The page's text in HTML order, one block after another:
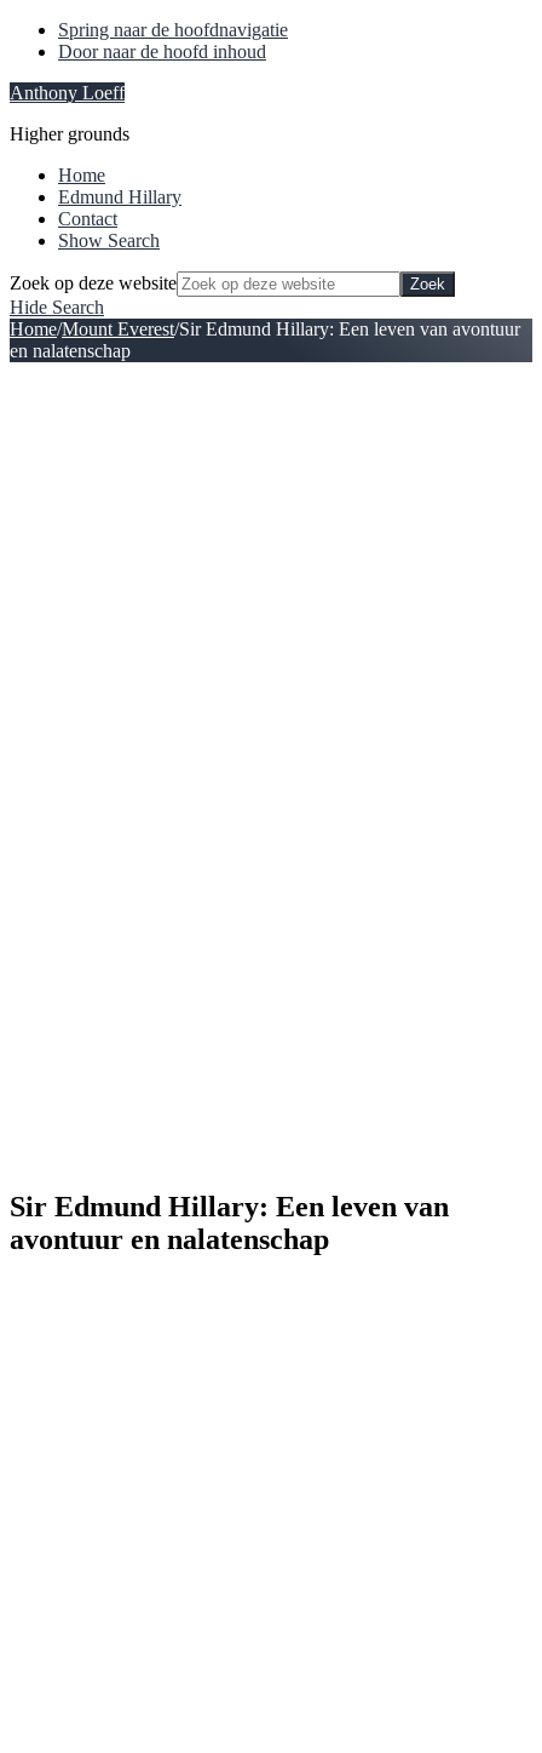
Spring naar de hoofdnavigatie
Door naar de hoofd inhoud
Anthony Loeff
Higher grounds
Home
Edmund Hillary
Contact
Show Search
Zoek op deze website
Hide Search
Home/Mount Everest/Sir Edmund Hillary: Een leven van avontuur
en nalatenschap
Sir Edmund Hillary: Een leven van
avontuur en nalatenschap